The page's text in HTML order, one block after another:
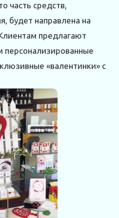
часть средств,
будет направлена на
предлагают
«валентинки» с